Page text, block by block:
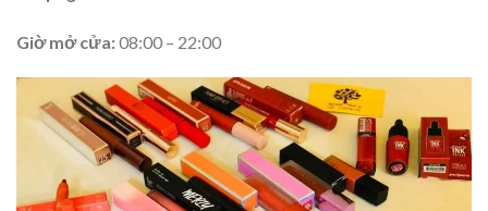
Giờ mở cửa:08:00 – 22:00